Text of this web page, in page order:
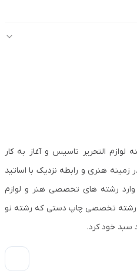
در سال ۱۳۷۸ در زمینه لوازم التحریر تاسیس و آغاز به کار
هنری و رابطه نزدیک با اساتید
رشته های تخصصی هنر و لوازم
لوازم و ابزار رشته تخصصی چاپ دستی که رشته نو
سبد خود کرد.